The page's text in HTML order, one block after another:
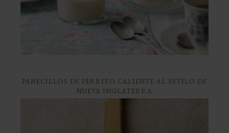
PANECILLOS DE PERRITO CALIENTE AL ESTILO DE
NUEVA INGLATERRA